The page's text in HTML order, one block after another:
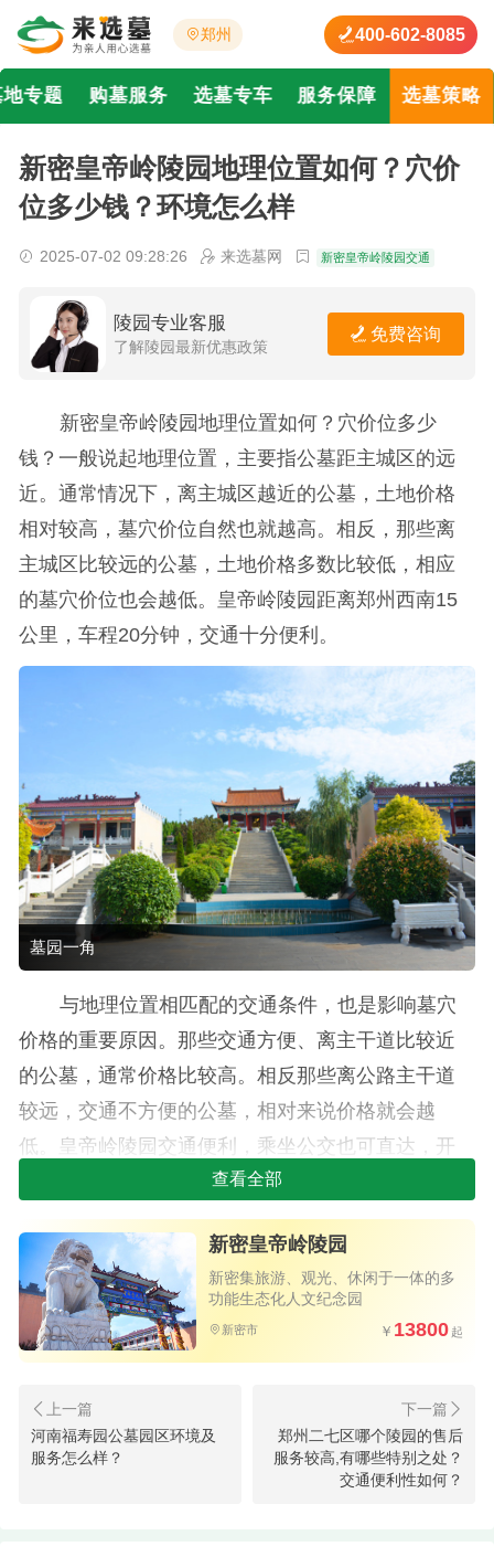
郑州 400-602-8085
地专题 购墓服务 选墓专车 服务保障 选墓策略
新密皇帝岭陵园地理位置如何？穴价
位多少钱？环境怎么样
2025-07-02 09:28:26 来选墓网 新密皇帝岭陵园交通
陵园专业客服
了解陵园最新优惠政策
免费咨询
新密皇帝岭陵园地理位置如何？穴价位多少
钱？一般说起地理位置，主要指公墓距主城区的远
近。通常情况下，离主城区越近的公墓，土地价格
相对较高，墓穴价位自然也就越高。相反，那些离
主城区比较远的公墓，土地价格多数比较低，相应
的墓穴价位也会越低。皇帝岭陵园距离郑州西南15
公里，车程20分钟，交通十分便利。
墓园一角
与地理位置相匹配的交通条件，也是影响墓穴
价格的重要原因。那些交通方便、离主干道比较近
的公墓，通常价格比较高。相反那些离公路主干道
较远，交通不方便的公墓，相对来说价格就会越
低。皇帝岭陵园交通便利，乘坐公交也可直达，开
查看全部
新密皇帝岭陵园
新密集旅游、观光、休闲于一体的多
功能生态化人文纪念园
新密市 13800
河南福寿园公墓园区环境及
服务怎么样？
郑州二七区哪个陵园的售后
服务较高,有哪些特别之处？
交通便利性如何？
新密皇帝岭陵园2026年最新墓地价格